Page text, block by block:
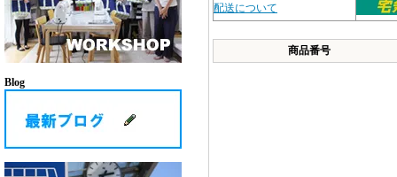
Blog
配送について
商品番号